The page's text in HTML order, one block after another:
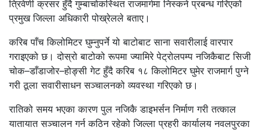
त्रिवेणी क्रसर हुँदै गुम्बाचोकस्थित राजमार्गमा निस्कने प्रबन्ध गरिएको
प्रमुख जिल्ला अधिकारी पोख्रेलले बताए।
करिब पाँच किलोमिटर घुम्नुपर्ने यो बाटोबाट साना सवारीलाई वारपार
गराइएको छ। दोस्रो बाटोको रूपमा ज्यामिरे पेट्रोलपम्प नजिकैबाट सिजी
चोक–डाँडाजोर–होङ्सी गेट हुँदै करिब १८ किलोमिटर घुमेर राजमार्ग पुग्ने
गरी ठूला सवारीसाधन सञ्चालनको व्यवस्था गरिएको छ।
रातिको समय भएका कारण पुल नजिकै डाइभर्सन निर्माण गरी तत्काल
यातायात सञ्चालन गर्न कठिन रहेको जिल्ला प्रहरी कार्यालय नवलपुरका